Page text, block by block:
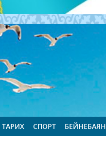
ТАРИХ СПОРТ БЕЙНЕБАЯН